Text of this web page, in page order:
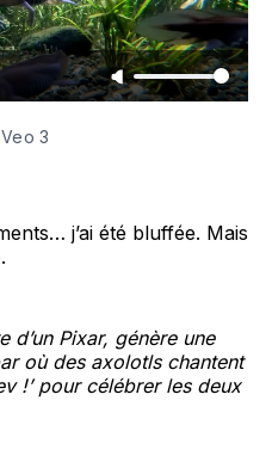
3
j’ai été bluffée. Mais
d’un Pixar, génère une
où des axolotls chantent
!’ pour célébrer les deux